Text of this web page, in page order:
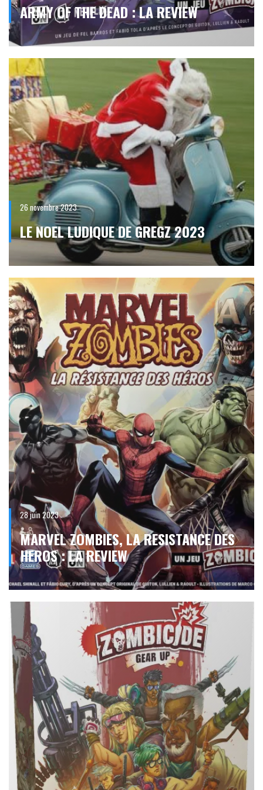
ARMY OF THE DEAD : LA REVIEW
26 novembre 2023
LE NOEL LUDIQUE DE GREGZ 2023
28 juin 2023
MARVEL ZOMBIES, LA RESISTANCE DES
HEROS : LA REVIEW